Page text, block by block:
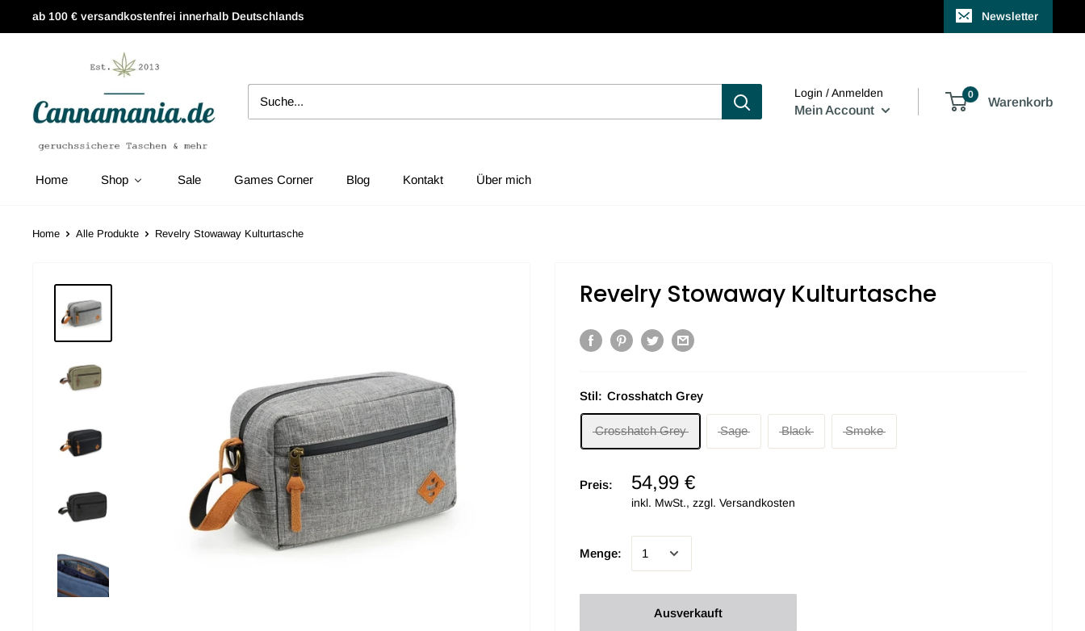
ab 100 € versandkostenfrei innerhalb Deutschlands Newsletter
Login / Anmelden
Mein Account
0
Warenkorb
Home Shop Sale Games Corner Blog Kontakt Über mich
Home Alle Produkte Revelry Stowaway Kulturtasche
Revelry Stowaway Kulturtasche
Stil: Crosshatch Grey
Crosshatch Grey Sage Black Smoke
Preis: 54,99 €
inkl. MwSt., zzgl. Versandkosten
Menge:
Ausverkauft